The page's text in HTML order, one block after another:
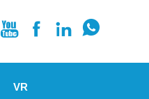
   
VR